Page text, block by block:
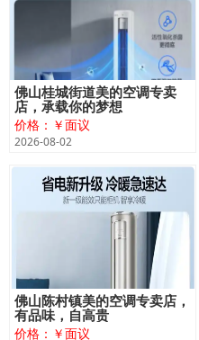
佛山桂城街道美的空调专卖
店，承载你的梦想
价格：￥面议
2026-08-02
佛山陈村镇美的空调专卖店，
有品味，自高贵
价格：￥面议